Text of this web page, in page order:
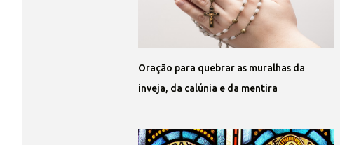
Oração para quebrar as muralhas da
inveja, da calúnia e da mentira